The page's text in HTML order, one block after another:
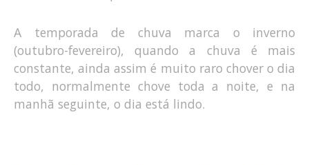
A temporada de chuva marca o inverno
(outubro-fevereiro), quando a chuva é mais
constante, ainda assim é muito raro chover o dia
todo, normalmente chove toda a noite, e na
manhã seguinte, o dia está lindo.